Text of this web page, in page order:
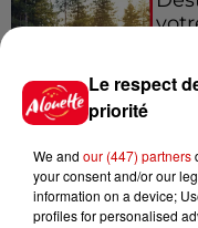
Le respect
priorité
We and our (447) partners
your consent and/or our
information on a device;
profiles for personalised